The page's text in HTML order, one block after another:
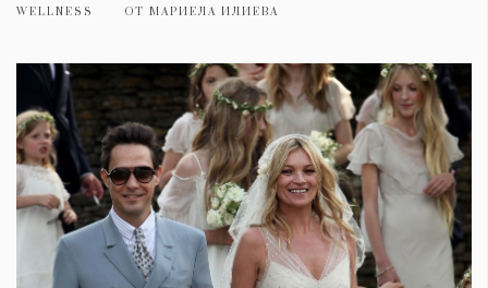
WELLNESS ОТ МАРИЕЛА ИЛИЕВА
КАТЕГОРИИ
Wine&Dine
Подкасти
Мода
Dialogue
Изкуство
Красота
Цветно
ЗА НАС
Условия за
ползване
За нас
Реклама
Политика за
поверителност
ModerenDom